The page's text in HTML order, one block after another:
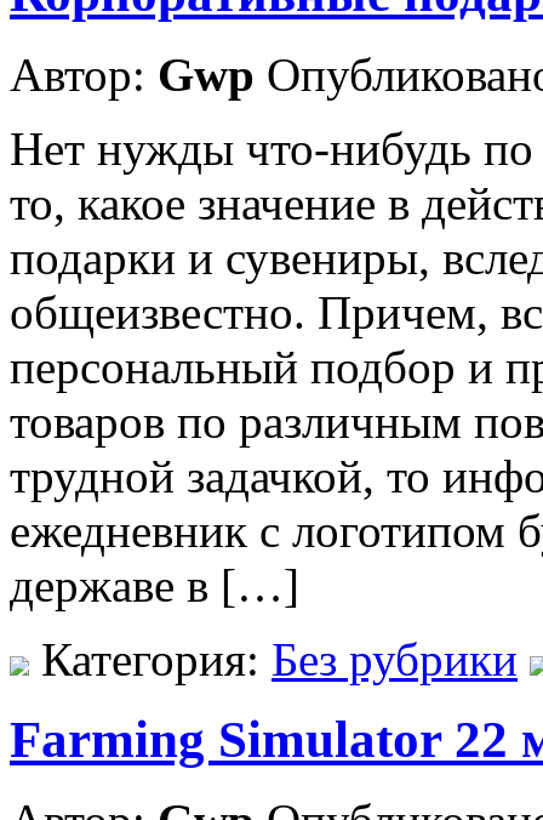
Автор: Gwp
Нет нужды что-нибудь по
то, какое значение в
подарки и сувениры,
общеизвестно. Причем,
персональный подбор и
товаров по различным
трудной задачкой, то
ежедневник с логотипом
державе в […]
Категория: Без рубрики
Farming Simulator 22